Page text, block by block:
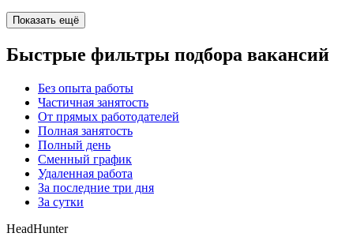
Показать ещё
Быстрые фильтры подбора вакансий
Без опыта работы
Частичная занятость
От прямых работодателей
Полная занятость
Полный день
Сменный график
Удаленная работа
За последние три дня
За сутки
HeadHunter